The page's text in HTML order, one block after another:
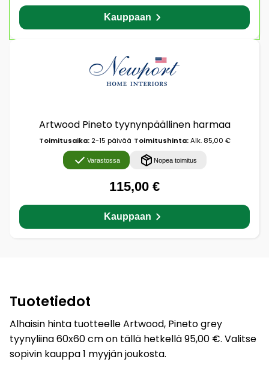
Kauppaan
Artwood Pineto tyynynpäällinen harmaa
Toimitusaika:2-15 päivää Toimitushinta:Alk. 85,00 €
Varastossa Nopea toimitus
115,00 €
Kauppaan
Tuotetiedot
Alhaisin hinta tuotteelle Artwood, Pineto grey
tyynyliina 60x60 cm on tällä hetkellä 95,00 €. Valitse
sopivin kauppa 1 myyjän joukosta.